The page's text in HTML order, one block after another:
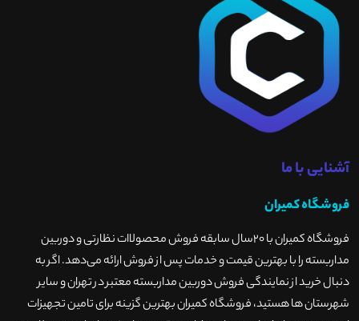
آشنایی با ما
فروشگاه کمیران
فروشگاه کمیران با ۲۰سال سابقه فروش محصولاات نظارتی و دوربین
مداربسته را با بهترین قیمت و خدمات پس از فروش ارائه می‌دهد. اگر به
دنبال خرید از نمایندگی فروش دوربین مداربسته معتبر در تهران و سایر
شهرستان ها هستید، فروشگاه کمیران بهترین گزینه برای تامین تجهیزات